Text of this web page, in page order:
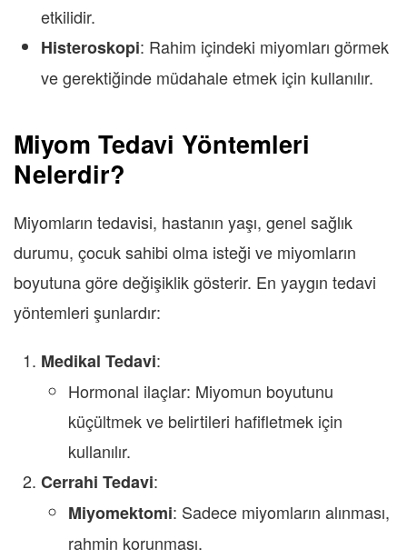
etkilidir.
Histeroskopi: Rahim içindeki miyomları görmek
ve gerektiğinde müdahale etmek için kullanılır.
Miyom Tedavi Yöntemleri
Nelerdir?
Miyomların tedavisi, hastanın yaşı, genel sağlık
durumu, çocuk sahibi olma isteği ve miyomların
boyutuna göre değişiklik gösterir. En yaygın tedavi
yöntemleri şunlardır:
Medikal Tedavi:
Hormonal ilaçlar: Miyomun boyutunu
küçültmek ve belirtileri hafifletmek için
kullanılır.
Cerrahi Tedavi:
Miyomektomi: Sadece miyomların alınması,
rahmin korunması.